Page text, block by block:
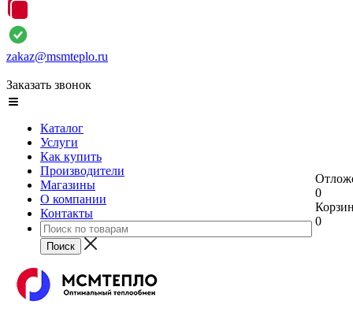
zakaz@msmteplo.ru
Заказать звонок
Каталог
Услуги
Как купить
Производители
Магазины
О компании
Контакты
0
0